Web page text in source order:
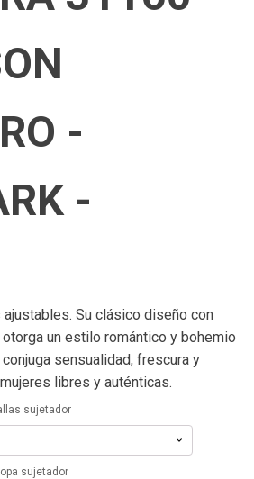
-
-
Su clásico diseño con
un estilo romántico y bohemio
sensualidad, frescura y
libres y auténticas.
sujetador
sujetador